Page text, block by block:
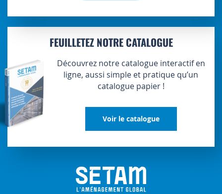
FEUILLETEZ NOTRE CATALOGUE
Découvrez notre catalogue interactif en
ligne, aussi simple et pratique qu’un
catalogue papier !
Voir le catalogue